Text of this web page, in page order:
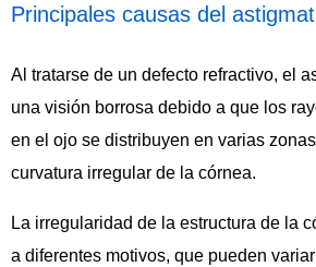
Principales causas del
Al tratarse de un defecto refractivo, el
una visión borrosa debido a que los
en el ojo se distribuyen en varias
curvatura irregular de la córnea.
La irregularidad de la estructura de la
a diferentes motivos, que pueden